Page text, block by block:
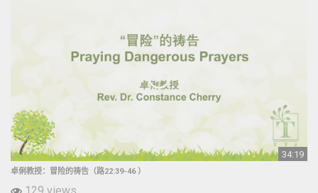
34:19
卓俐教授：冒险的祷告（路22:39-46 ​）